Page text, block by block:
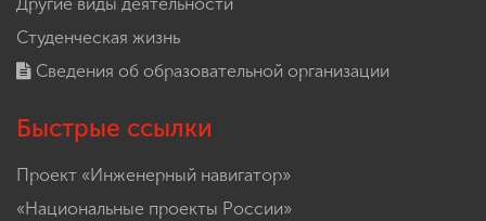
Студенческая жизнь
Сведения об образовательной организации
Быстрые ссылки
Проект «Инженерный навигатор»
«Национальные проекты России»